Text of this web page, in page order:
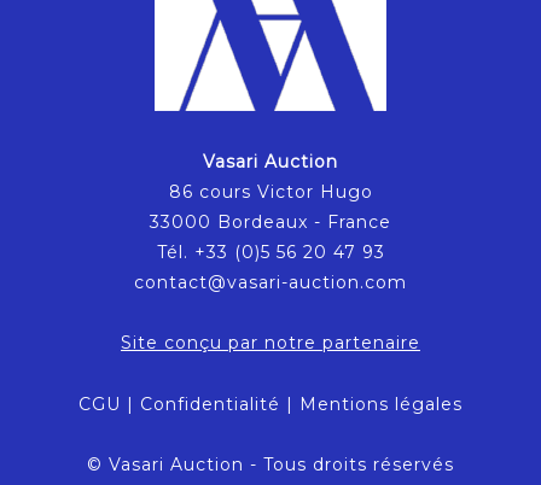
Vasari Auction
86 cours Victor Hugo
33000 Bordeaux - France
Tél. +33 (0)5 56 20 47 93
contact@vasari-auction.com
Site conçu par notre partenaire
CGU | Confidentialité | Mentions légales
© Vasari Auction - Tous droits réservés